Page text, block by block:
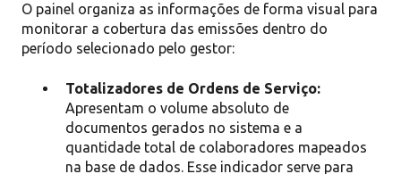
O painel organiza as informações de forma visual para
monitorar a cobertura das emissões dentro do
período selecionado pelo gestor:
Totalizadores de Ordens de Serviço:
Apresentam o volume absoluto de
documentos gerados no sistema e a
quantidade total de colaboradores mapeados
na base de dados. Esse indicador serve para